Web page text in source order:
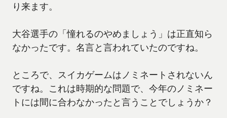
り来ます。
大谷選手の「憧れるのやめましょう」は正直知ら
なかったです。名言と言われていたのですね。
ところで、スイカゲームはノミネートされないん
ですね。これは時期的な問題で、今年のノミネー
トには間に合わなかったと言うことでしょうか？